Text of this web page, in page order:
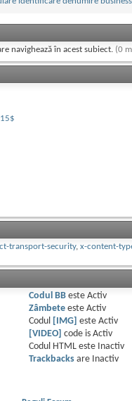
navighează în acest subiect. (0
transport-security, x-content-
Codul BBeste Activ
Zâmbeteeste Activ
Codul
[IMG] este Activ
[VIDEO]
code is Activ
Codul HTML este
Inactiv
Trackbacksare
Inactiv